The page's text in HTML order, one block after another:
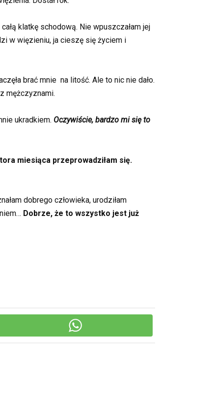
całą klatkę schodową. Nie wpuszczałam jej
w więzieniu, ja cieszę się życiem i
brać mnie na litość. Ale to nic nie dało.
mężczyznami.
ukradkiem. Oczywiście, bardzo mi się to
miesiąca przeprowadziłam się.
dobrego człowieka, urodziłam
Dobrze, że to wszystko jest już